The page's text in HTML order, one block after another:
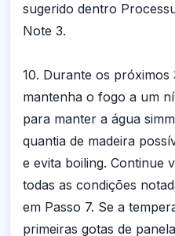
sugerido dentro
Note 3.
10. Durante os
mantenha o fogo a um
para manter a água
quantia de madeira
e evita boiling. Continue
todas as condições
em Passo 7. Se a
primeiras gotas de panela